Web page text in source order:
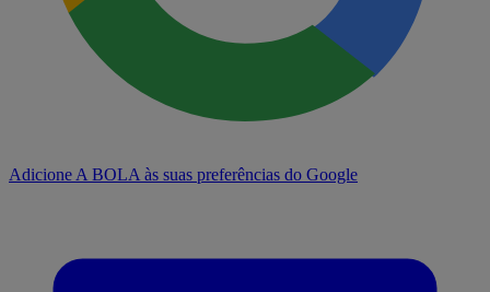
Adicione A BOLA às suas preferências do Google